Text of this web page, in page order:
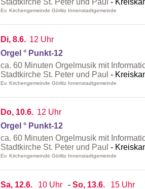
Stadtkirche St. Peter und Paul
Ev. Kirchengemeinde Görlitz Innenstadtgemeinde
Di, 8.6. 12 Uhr
Orgel ° Punkt-12
ca. 60 Minuten Orgelmusik mit
Stadtkirche St. Peter und Paul
Ev. Kirchengemeinde Görlitz Innenstadtgemeinde
Do, 10.6. 12 Uhr
Orgel ° Punkt-12
ca. 60 Minuten Orgelmusik mit
Stadtkirche St. Peter und Paul
Ev. Kirchengemeinde Görlitz Innenstadtgemeinde
Sa, 12.6. 10 Uhr - So, 13.6. 15 Uhr